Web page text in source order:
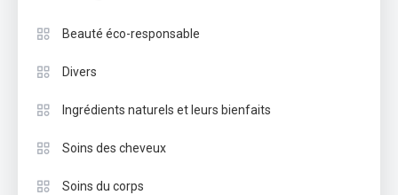
Beauté éco-responsable
Divers
Ingrédients naturels et leurs bienfaits
Soins des cheveux
Soins du corps